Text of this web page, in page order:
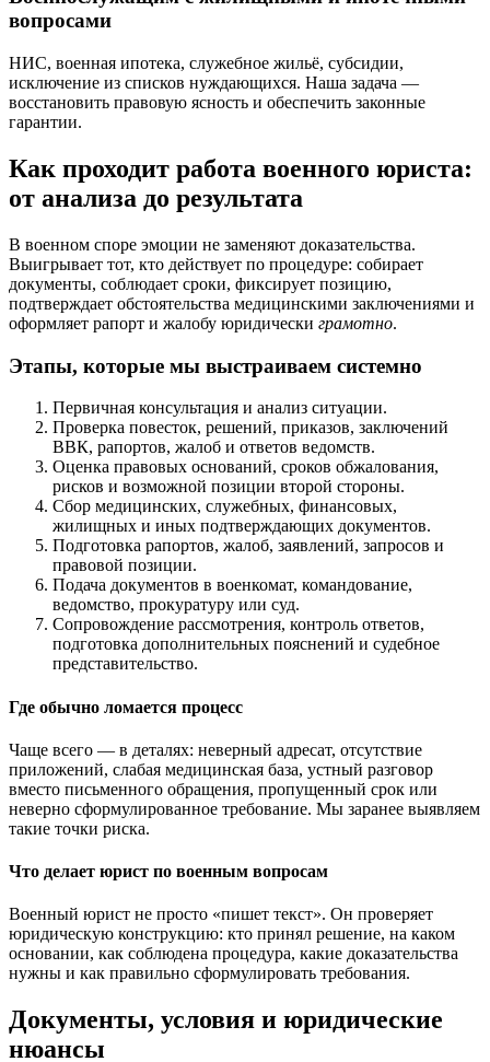
вопросами
НИС, военная ипотека, служебное жильё, субсидии,
исключение из списков нуждающихся. Наша задача —
восстановить правовую ясность и обеспечить законные
гарантии.
Как проходит работа военного юриста:
от анализа до результата
В военном споре эмоции не заменяют доказательства.
Выигрывает тот, кто действует по процедуре: собирает
документы, соблюдает сроки, фиксирует позицию,
подтверждает обстоятельства медицинскими заключениями и
оформляет рапорт и жалобу юридически грамотно.
Этапы, которые мы выстраиваем системно
Первичная консультация и анализ ситуации.
Проверка повесток, решений, приказов, заключений
ВВК, рапортов, жалоб и ответов ведомств.
Оценка правовых оснований, сроков обжалования,
рисков и возможной позиции второй стороны.
Сбор медицинских, служебных, финансовых,
жилищных и иных подтверждающих документов.
Подготовка рапортов, жалоб, заявлений, запросов и
правовой позиции.
Подача документов в военкомат, командование,
ведомство, прокуратуру или суд.
Сопровождение рассмотрения, контроль ответов,
подготовка дополнительных пояснений и судебное
представительство.
Где обычно ломается процесс
Чаще всего — в деталях: неверный адресат, отсутствие
приложений, слабая медицинская база, устный разговор
вместо письменного обращения, пропущенный срок или
неверно сформулированное требование. Мы заранее выявляем
такие точки риска.
Что делает юрист по военным вопросам
Военный юрист не просто «пишет текст». Он проверяет
юридическую конструкцию: кто принял решение, на каком
основании, как соблюдена процедура, какие доказательства
нужны и как правильно сформулировать требования.
Документы, условия и юридические
нюансы